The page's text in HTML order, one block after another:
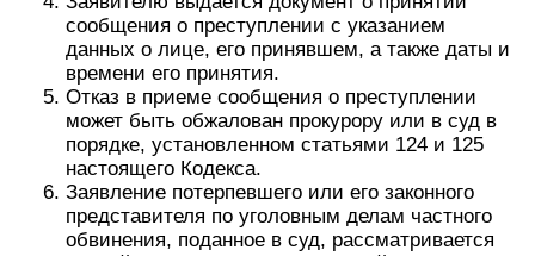
сообщения о преступлении с указанием
данных о лице, его принявшем, а также даты и
времени его принятия.
Отказ в приеме сообщения о преступлении
может быть обжалован прокурору или в суд в
порядке, установленном статьями 124 и 125
настоящего Кодекса.
Заявление потерпевшего или его законного
представителя по уголовным делам частного
обвинения, поданное в суд, рассматривается